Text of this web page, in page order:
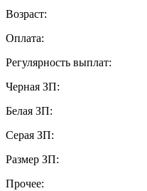
Возраст:
Оплата:
Регулярность выплат:
Черная ЗП:
Белая ЗП:
Серая ЗП:
Размер ЗП:
Прочее: